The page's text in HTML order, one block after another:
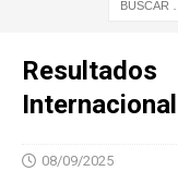
08/09/2025